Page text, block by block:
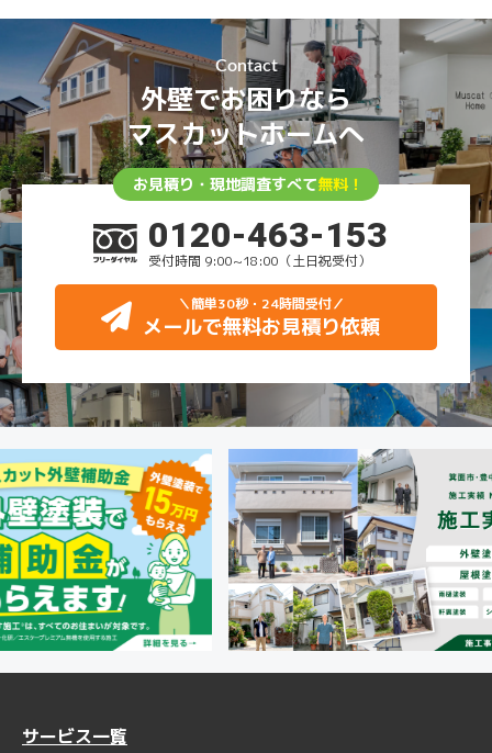
Contact
外壁でお困りなら
マスカットホームへ
お見積り・現地調査すべて無料！
0120-463-153
受付時間 9:00~18:00（土日祝受付）
＼簡単30秒・24時間受付／
メールで無料お見積り依頼
サービス一覧